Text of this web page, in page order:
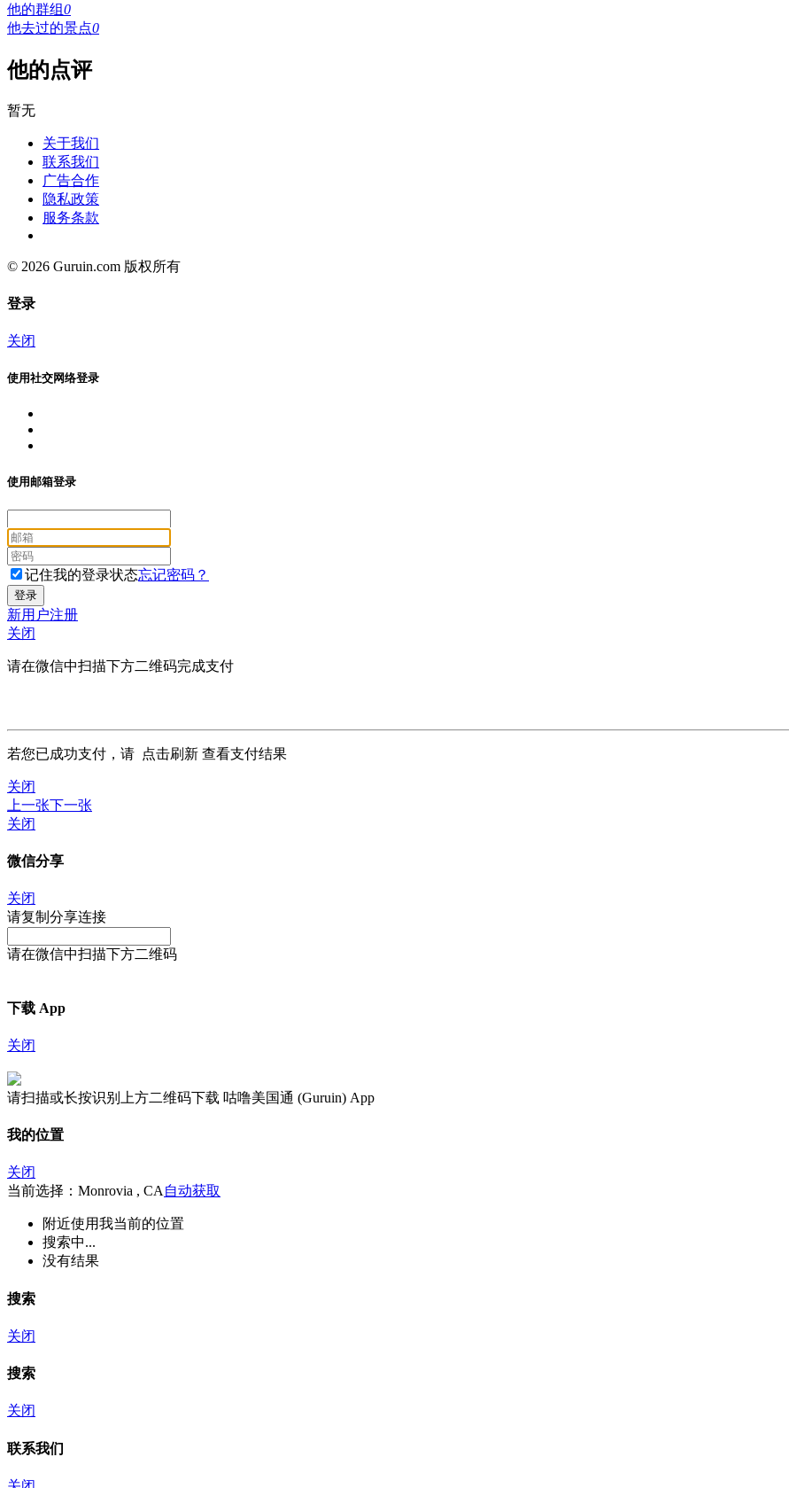
他的群组0
他去过的景点0
他的点评
暂无
关于我们
联系我们
广告合作
隐私政策
服务条款
© 2026 Guruin.com 版权所有
登录
关闭
使用社交网络登录
使用邮箱登录
记住我的登录状态忘记密码？
新用户注册
关闭
请在微信中扫描下方二维码完成支付
若您已成功支付，请 点击刷新 查看支付结果
关闭
上一张下一张
关闭
微信分享
关闭
请复制分享连接
请在微信中扫描下方二维码
下载 App
关闭
请扫描或长按识别上方二维码下载 咕噜美国通 (Guruin) App
我的位置
关闭
当前选择：Monrovia , CA 自动获取
附近使用我当前的位置
搜索中...
没有结果
搜索
关闭
搜索
关闭
联系我们